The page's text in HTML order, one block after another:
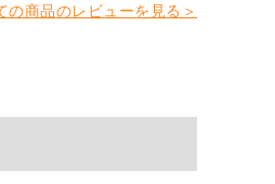
の商品のレビューを見る＞